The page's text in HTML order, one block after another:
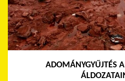
ADOMÁNYGYŰJTÉS